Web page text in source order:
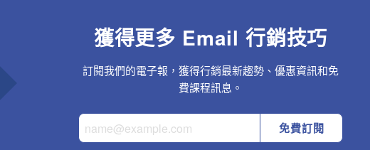
獲得更多 Email 行銷技巧
訂閱我們的電子報，獲得行銷最新趨勢、優惠資訊和免
費課程訊息。
免費訂閱